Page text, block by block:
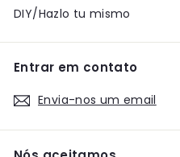
DIY/Hazlo tu mismo
Entrar em contato
Envia-nos um email